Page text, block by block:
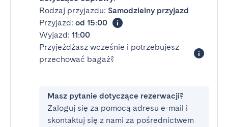
Rodzaj przyjazdu: Samodzielny przyjazd
Przyjazd: od 15:00
Wyjazd: 11:00
Przyjeżdżasz wcześnie i potrzebujesz
przechować bagaż?
Masz pytanie dotyczące rezerwacji?
Zaloguj się za pomocą adresu e-mail i
skontaktuj się z nami za pośrednictwem